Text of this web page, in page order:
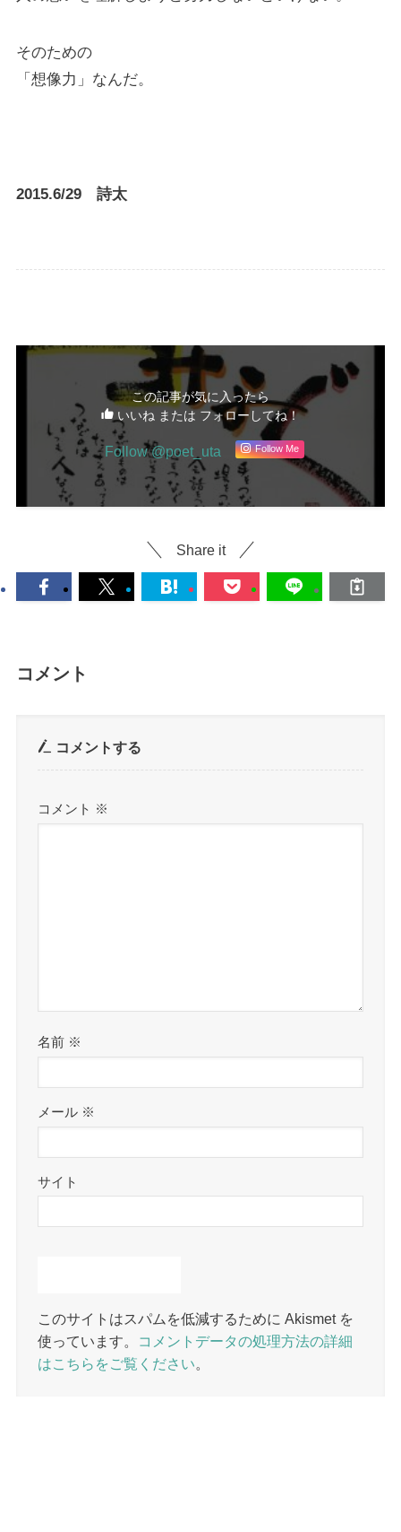
そのための
「想像力」なんだ。
2015.6/29 詩太
この記事が気に入ったら
いいね または フォローしてね！
Follow @poet_uta Follow Me
Share it
コメント
コメントする
コメント ※
名前 ※
メール ※
サイト
このサイトはスパムを低減するために Akismet を
使っています。
コメントデータの処理方法の詳細
はこちらをご覧ください。